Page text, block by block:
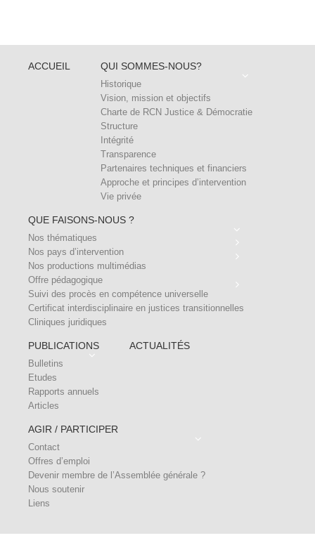
ACCUEIL QUI SOMMES-NOUS?
Historique
Vision, mission et objectifs
Charte de RCN Justice & Démocratie
Structure
Intégrité
Transparence
Partenaires techniques et financiers
Approche et principes d’intervention
Vie privée
QUE FAISONS-NOUS ?
Nos thématiques
Nos pays d’intervention
Nos productions multimédias
Offre pédagogique
Suivi des procès en compétence universelle
Certificat interdisciplinaire en justices transitionnelles
Cliniques juridiques
PUBLICATIONS
Bulletins
Etudes
Rapports annuels
Articles
ACTUALITÉS
AGIR / PARTICIPER
Contact
Offres d’emploi
Devenir membre de l’Assemblée générale ?
Nous soutenir
Liens